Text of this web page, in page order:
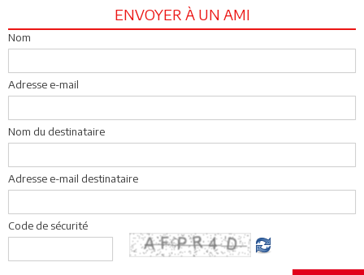
ENVOYER À UN AMI
Nom
Adresse e-mail
Nom du destinataire
Adresse e-mail destinataire
Code de sécurité